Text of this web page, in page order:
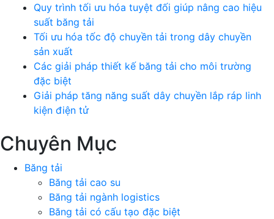
Quy trình tối ưu hóa tuyệt đối giúp nâng cao hiệu
suất băng tải
Tối ưu hóa tốc độ chuyền tải trong dây chuyền
sản xuất
Các giải pháp thiết kế băng tải cho môi trường
đặc biệt
Giải pháp tăng năng suất dây chuyền lắp ráp linh
kiện điện tử
Chuyên Mục
Băng tải
Băng tải cao su
Băng tải ngành logistics
Băng tải có cấu tạo đặc biệt